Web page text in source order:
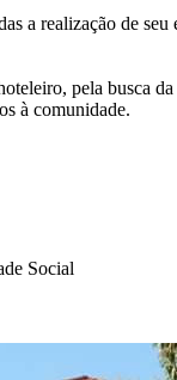
a realização de
pela busca
à comunidade.
Social